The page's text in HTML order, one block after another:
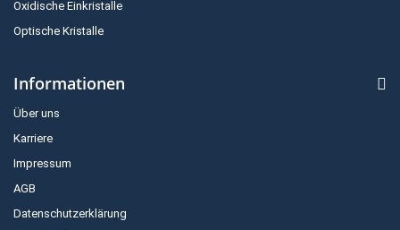
Oxidische Einkristalle
Optische Kristalle
Informationen
Über uns
Karriere
Impressum
AGB
Datenschutzerklärung